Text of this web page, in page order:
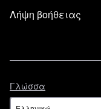
Λήψη βοήθειας
Γλώσσα